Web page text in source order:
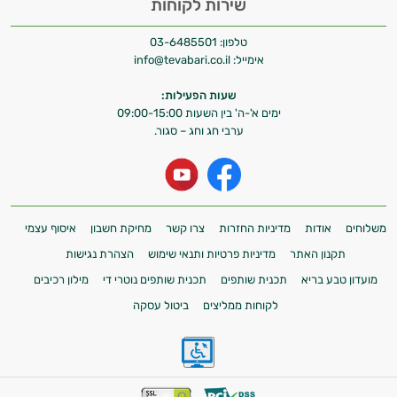
שירות לקוחות
טלפון: 03-6485501
אימייל: info@tevabari.co.il
שעות הפעילות:
ימים א'-ה' בין השעות 09:00-15:00
ערבי חג וחג – סגור.
משלוחים אודות מדיניות החזרות צרו קשר מחיקת חשבון
איסוף עצמי
תקנון האתר
מדיניות פרטיות ותנאי שימוש
הצהרת נגישות
מועדון טבע בריא
תכנית שותפים תכנית שותפים נוטרי די
מילון רכיבים
לקוחות ממליצים
ביטול עסקה
וספרות מקצועית בתחומי הרפואה הטבעית
ותזונת הספורט.
אני כאן כדי לעזור לך להתאים את תוספי
ולמצב הגופני שלך, ולהסביר לך אילו רכיבים
עובדים יחד כדי למקסם תוצאות גם בחיי היום
המטרה שלי היא להתאים עבורך המלצות
זה הזמן להתחיל. איך אוכל לעזור?